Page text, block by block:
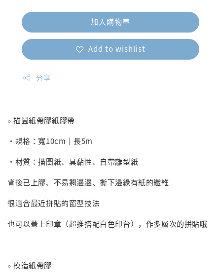
加入購物車
Add to wishlist
分享
» 描圖紙帶膠紙膠帶
・規格：寬10cm｜長5m
・材質：描圖紙、具黏性、自帶離型紙
背後已上膠、不易翹邊邊、撕下邊緣有紙的纖維
很適合最近拼貼的窗型技法
也可以蓋上印章（超推搭配白色印台），作多層次的拼貼哦
» 模造紙帶膠